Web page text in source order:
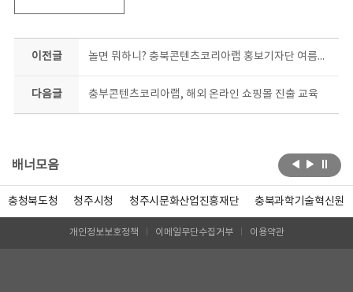
이전글 놀면 뭐하니? 충북콘텐츠코리아랩 홍보기자단 여름방학 서포터즈 모집
다음글 충부콘텐츠코리아랩, 해외 온라인 쇼핑몰 진출 교육
배너모음
충청북도청 청주시청 청주시문화산업진흥재단 충북과학기술혁신원
개인정보보호정책 이메일무단수집거부 이용약관